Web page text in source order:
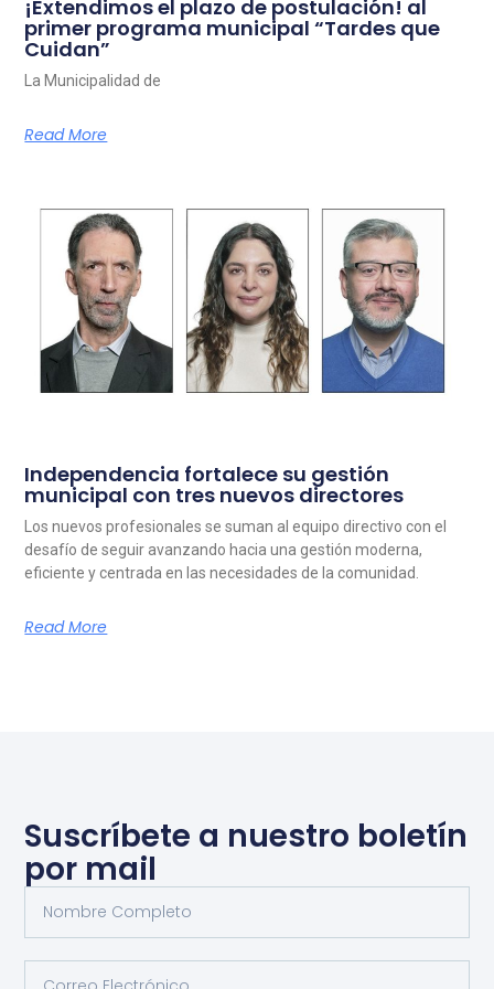
¡Extendimos el plazo de postulación! al
primer programa municipal “Tardes que
Cuidan”
La Municipalidad de
Read More
Independencia fortalece su gestión
municipal con tres nuevos directores
Los nuevos profesionales se suman al equipo directivo con el
desafío de seguir avanzando hacia una gestión moderna,
eficiente y centrada en las necesidades de la comunidad.
Read More
Suscríbete a nuestro boletín
por mail